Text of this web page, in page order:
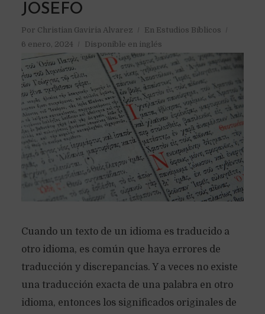
JOSEFO
Por Christian Gaviria Alvarez En Estudios Bíblicos
6 enero, 2024
Disponible en inglés
Cuando un texto de un idioma es traducido a
otro idioma, es común que haya errores de
traducción y discrepancias. Y a veces no existe
una traducción exacta de una palabra en otro
idioma, entonces los significados originales de